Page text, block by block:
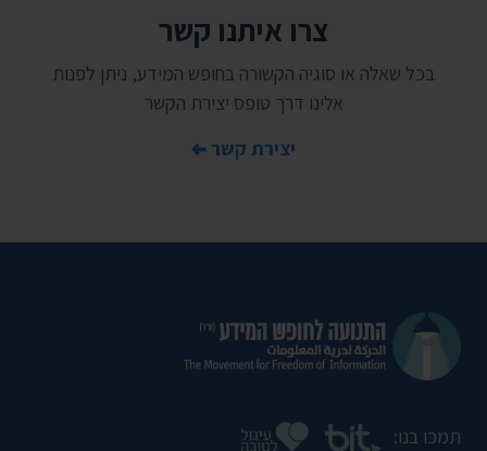
צרו איתנו קשר
בכל שאלה או סוגיה הקשורה בחופש המידע, ניתן לפנות
אלינו דרך טופס יצירת הקשר
יצירת קשר
תמכו בנו: